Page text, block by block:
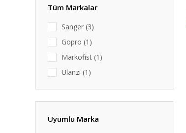
Tüm Markalar
Sanger (3)
Gopro (1)
Markofist (1)
Ulanzi (1)
Uyumlu Marka